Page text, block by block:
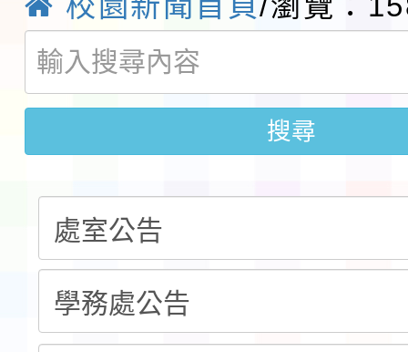
鎮韌性（防空）演習－
速演練執行計畫」
「115年金融知識線上
法」
本校115學年度第1學
第3次招考代課鐘點教
告(不再辦理後續甄選)
檢送「桃園市115學年
賽實施要點」1份
本市「115學年度學生
程安排一案
「桃園市補助參觀特色
展演活動實施計畫」
搜尋